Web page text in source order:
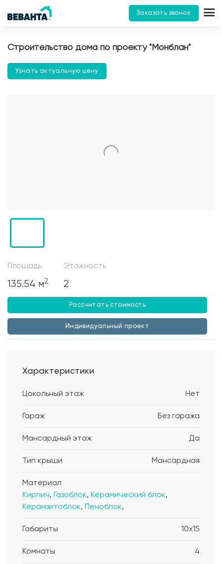
Заказать звонок
Строительство дома по проекту "Монблан"
Узнать актуальную цену
Площадь
135.54 м2
Этажность
2
Рассчитать стоимость
Индивидуальный проект
Характеристики
Цокольный этаж Нет
Гараж Без гаража
Мансардный этаж Да
Тип крыши Мансардная
Материал
Кирпич, Газоблок, Керамический блок,
Керамзитоблок, Пеноблок,
Габариты 10x15
Комнаты 4